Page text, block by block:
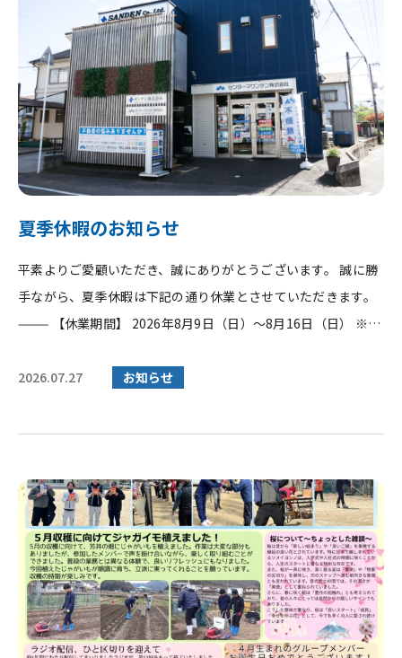
夏季休暇のお知らせ
平素よりご愛顧いただき、誠にありがとうございます。 誠に勝
手ながら、夏季休暇は下記の通り休業とさせていただきます。
⸻ 【休業期間】 2026年8月9日（日）～8月16日（日） ※8
2026.07.27
お知らせ